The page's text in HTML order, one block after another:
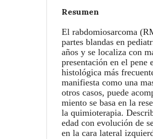
Resumen
El rabdomiosarcoma
partes blandas en
años y se localiza con
presentación en el pene
histológica más
manifiesta como una
otros casos, puede
miento se basa en la
la quimioterapia.
edad con evolución de
en la cara lateral